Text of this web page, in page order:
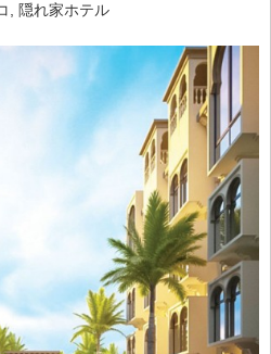
隠れ家ホテル